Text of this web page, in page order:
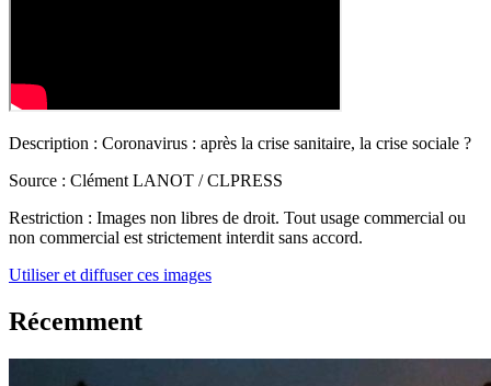
Description : Coronavirus : après la crise sanitaire, la crise sociale ?
Source : Clément LANOT / CLPRESS
Restriction : Images non libres de droit. Tout usage commercial ou
non commercial est strictement interdit sans accord.
Utiliser et diffuser ces images
Récemment